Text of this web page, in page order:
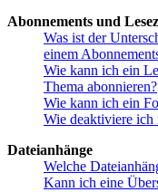
Abonnements und
Was ist der
einem
Wie kann ich ein
Thema abonnieren?
Wie kann ich ein
Wie deaktiviere ich
Dateianhänge
Welche
Kann ich eine